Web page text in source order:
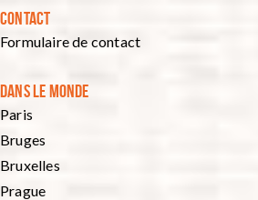
CONTACT
Formulaire de contact
DANS LE MONDE
Paris
Bruges
Bruxelles
Prague